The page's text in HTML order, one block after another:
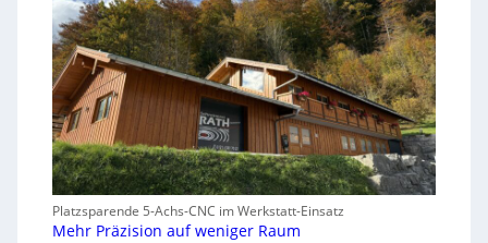
Platzsparende 5-Achs-CNC im Werkstatt-Einsatz
Mehr Präzision auf weniger Raum